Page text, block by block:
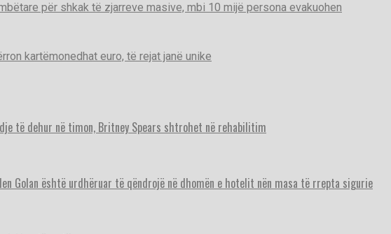
për shkak të zjarreve masive, mbi 10 mijë persona evakuohen
kartëmonedhat euro, të rejat janë unike
të dehur në timon, Britney Spears shtrohet në rehabilitim
Golan është urdhëruar të qëndrojë në dhomën e hotelit nën masa të rrepta sigurie